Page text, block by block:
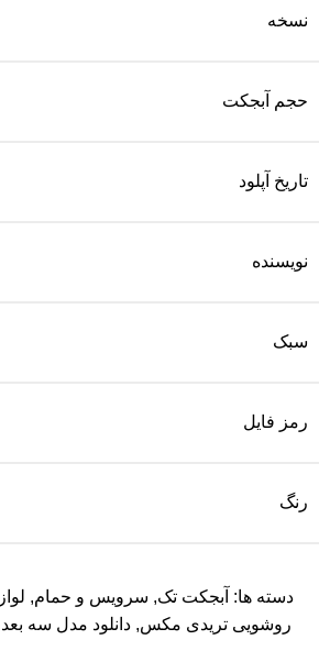
نسخه
حجم آبجکت
تاریخ آپلود
نویسنده
سبک
رمز فایل
رنگ
دسته ها: آبجکت تک, سرویس و حمام,
روشویی تریدی مکس, دانلود مدل سه